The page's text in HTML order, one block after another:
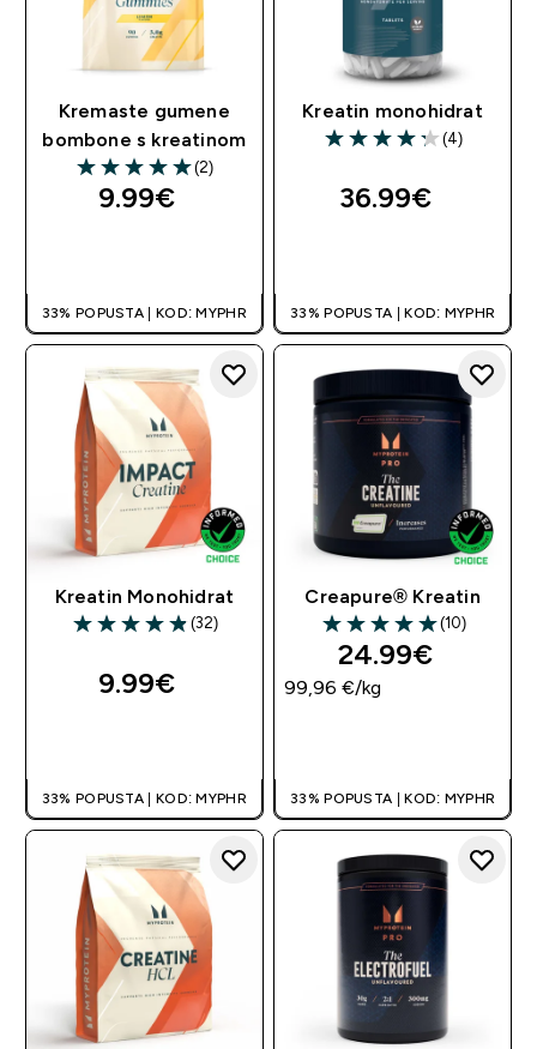
Kremaste gumene
bombone s kreatinom
5 out of 5 stars
(2)
9.99€‎
33% POPUSTA | KOD: MYPHR
Kreatin monohidrat
4.25 out of 5 stars
(4)
36.99€‎
33% POPUSTA | KOD: MYPHR
Kreatin Monohidrat
4.88 out of 5 stars
(32)
9.99€‎
33% POPUSTA | KOD: MYPHR
Creapure® Kreatin
5 out of 5 stars
(10)
24.99€‎
99,96 €‎/kg
33% POPUSTA | KOD: MYPHR